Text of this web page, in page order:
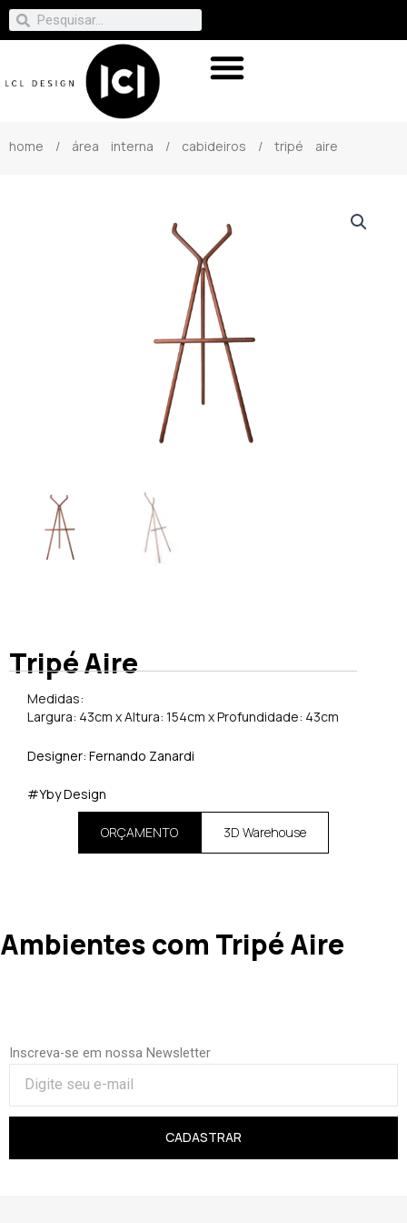
home / área interna / cabideiros / tripé aire
Tripé Aire
Medidas:
Largura: 43cm x Altura: 154cm x Profundidade: 43cm
Designer: Fernando Zanardi
#Yby Design
ORÇAMENTO 3D Warehouse
Ambientes com Tripé Aire
Inscreva-se em nossa Newsletter
CADASTRAR